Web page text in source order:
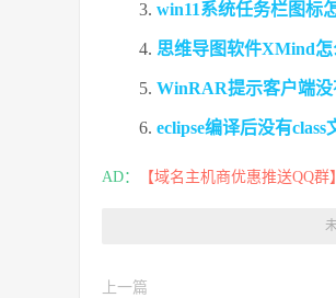
win11系统任务栏图标
思维导图软件XMind
WinRAR提示客户端
eclipse编译后没有class
AD： 【域名主机商优惠推送QQ群】
上一篇